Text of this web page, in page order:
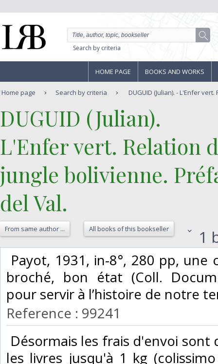
Search by criteria
HOME PAGE BOOKS AND WORKS
Home page Search by criteria DUGUID (Julian). - L'Enfer
‎DUGUID (Julian).‎
‎L'Enfer vert. Relation
jungle bolivienne.
del Val.‎
From same author ... All books of this bookseller 1
Payot, 1931, in-8°, 280 pp,
broché, bon état (Coll.
pour servir à l’histoire de notre
Reference : 99241
Désormais les frais d'envoi
les livres jusqu'à 1 kg